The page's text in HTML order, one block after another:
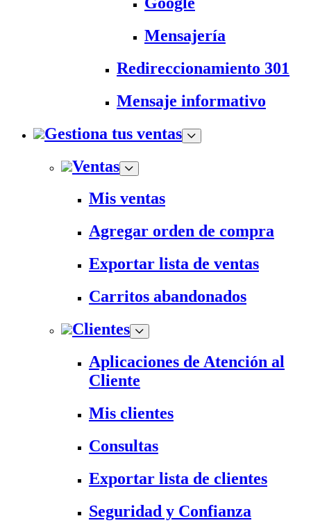
Mensajería
Redireccionamiento 301
Mensaje informativo
Gestiona tus ventas
Ventas
Mis ventas
Agregar orden de compra
Exportar lista de ventas
Carritos abandonados
Clientes
Aplicaciones de Atención al
Cliente
Mis clientes
Consultas
Exportar lista de clientes
Seguridad y Confianza